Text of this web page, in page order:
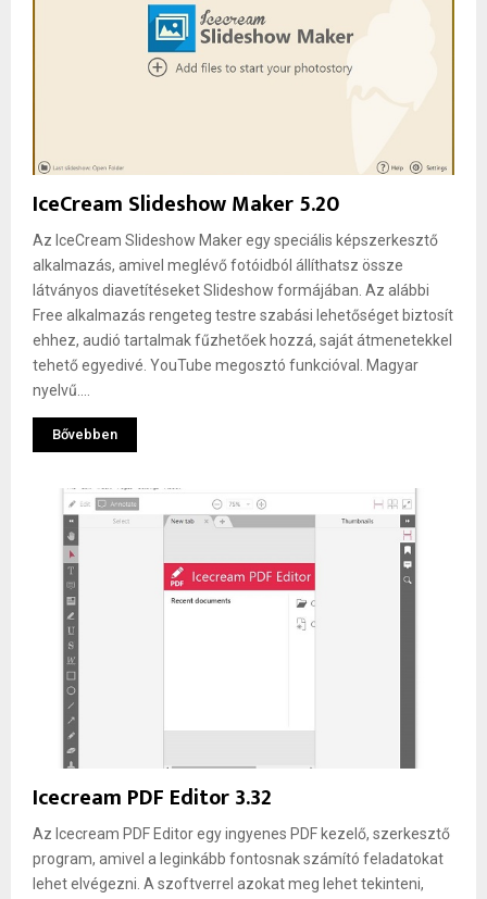
IceCream Slideshow Maker 5.20
Az IceCream Slideshow Maker egy speciális képszerkesztő
alkalmazás, amivel meglévő fotóidból állíthatsz össze
látványos diavetítéseket Slideshow formájában. Az alábbi
Free alkalmazás rengeteg testre szabási lehetőséget biztosít
ehhez, audió tartalmak fűzhetőek hozzá, saját átmenetekkel
tehető egyedivé. YouTube megosztó funkcióval. Magyar
nyelvű....
Bővebben
Icecream PDF Editor 3.32
Az Icecream PDF Editor egy ingyenes PDF kezelő, szerkesztő
program, amivel a leginkább fontosnak számító feladatokat
lehet elvégezni. A szoftverrel azokat meg lehet tekinteni,